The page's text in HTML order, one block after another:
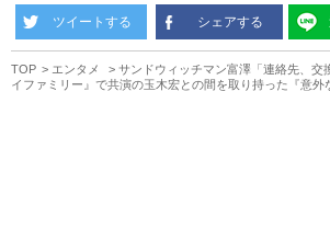
ツイートする シェアする
TOP エンタメ
サンドウィッチマン富澤「連絡先、
イファミリー』で共演の玉木宏との間を取り持った『意外